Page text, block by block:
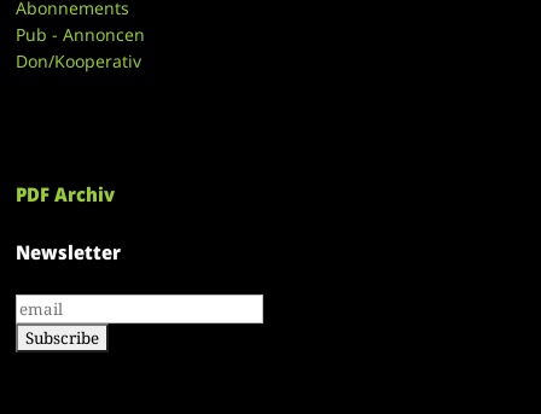
Abonnements
Pub - Annoncen
Don/Kooperativ
PDF Archiv
Newsletter